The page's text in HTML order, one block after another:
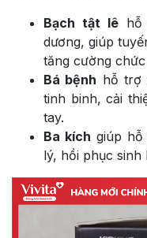
Bạch tật lê hỗ
dương, giúp
tăng cường
Bá bệnh hỗ trợ
tinh binh, cải
tay.
Ba kích giúp
lý, hồi phục sinh